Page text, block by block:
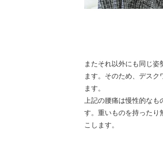
またそれ以外にも同じ
ます。そのため、デス
ます。
上記の腰痛は慢性的な
す。重いものを持ったり
こします。